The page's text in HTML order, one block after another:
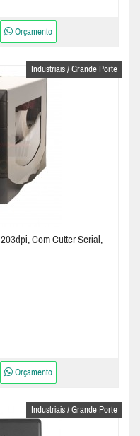
Orçamento
Industriais / Grande Porte
Com Cutter Serial,
Orçamento
Industriais / Grande Porte